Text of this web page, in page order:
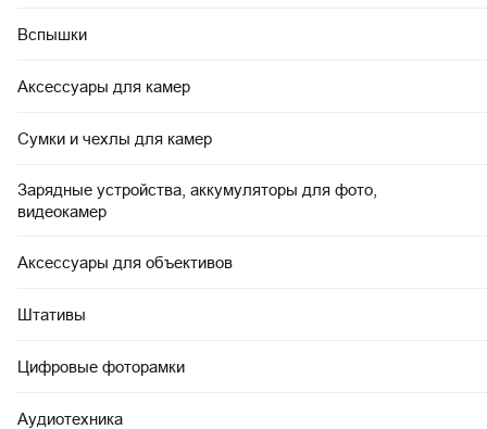
Вспышки
Аксессуары для камер
Сумки и чехлы для камер
Зарядные устройства, аккумуляторы для фото,
видеокамер
Аксессуары для объективов
Штативы
Цифровые фоторамки
Аудиотехника